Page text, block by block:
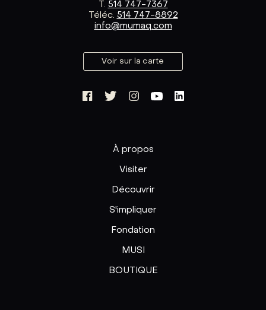
T. 514 747-7367
Téléc. 514 747-8892
info@mumaq.com
Voir sur la carte
À propos
Visiter
Découvrir
S'impliquer
Fondation
MUSI
BOUTIQUE